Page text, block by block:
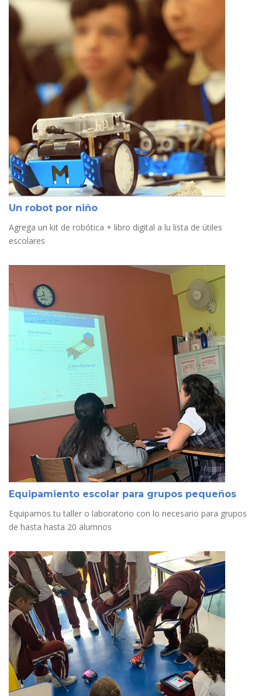
Un robot por niño
Agrega un kit de robótica + libro digital a lu lista de útiles
escolares
Equipamiento escolar para grupos pequeños
Equipamos tu taller o laboratorio con lo necesario para grupos
de hasta hasta 20 alumnos